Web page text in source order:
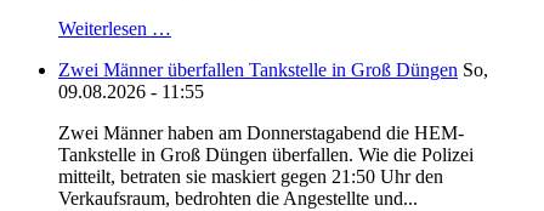
Weiterlesen …
Zwei Männer überfallen Tankstelle in Groß Düngen So,
09.08.2026 - 11:55
Zwei Männer haben am Donnerstagabend die HEM-
Tankstelle in Groß Düngen überfallen. Wie die Polizei
mitteilt, betraten sie maskiert gegen 21:50 Uhr den
Verkaufsraum, bedrohten die Angestellte und...